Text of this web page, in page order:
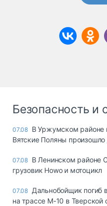
Безопасность и
07.08 В Уржумском районе
Вятские Поляны
07.08 В Ленинском районе
грузовик Howo и мотоцикл
07.08 Дальнобойщик погиб
на трассе М-10 в Тверской